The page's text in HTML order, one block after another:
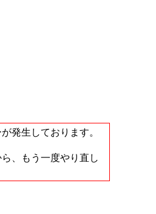
発生しております。
、もう一度やり直し